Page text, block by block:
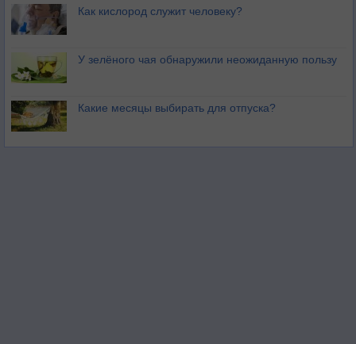
Как кислород служит человеку?
У зелёного чая обнаружили неожиданную пользу
Какие месяцы выбирать для отпуска?